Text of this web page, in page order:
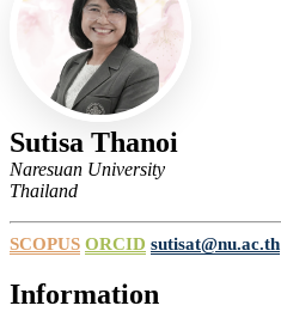
Sutisa Thanoi
Naresuan University
Thailand
SCOPUS ORCID sutisat@nu.ac.th
Information